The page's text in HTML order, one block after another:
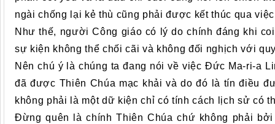
ngài chống lại kẻ thù cũng phải được kết thúc qua
Như thế, người Công giáo có lý do chính đáng khi
sự kiện không thể chối cãi và không đối nghịch với
Nên chú ý là chúng ta đang nói về việc Đức Ma-ri-a
đã được Thiên Chúa mạc khải và do đó là tín điều
không phải là một dữ kiện chỉ có tính cách lịch sử có
Đừng quên là chính Thiên Chúa chứ không phải